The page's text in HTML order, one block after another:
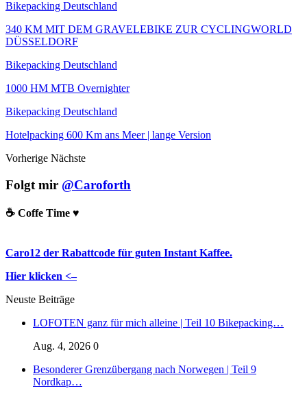
Bikepacking Deutschland
340 KM MIT DEM GRAVELEBIKE ZUR CYCLINGWORLD
DÜSSELDORF
Bikepacking Deutschland
1000 HM MTB Overnighter
Bikepacking Deutschland
Hotelpacking 600 Km ans Meer | lange Version
Vorherige Nächste
Folgt mir @Caroforth
☕️ Coffe Time ♥️
Caro12 der Rabattcode für guten Instant Kaffee.
Hier klicken <–
Neuste Beiträge
LOFOTEN ganz für mich alleine | Teil 10 Bikepacking…
Aug. 4, 2026 0
Besonderer Grenzübergang nach Norwegen | Teil 9
Nordkap…